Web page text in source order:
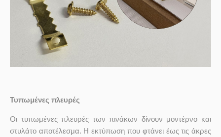
Τυπωμένες πλευρές
Οι τυπωμένες πλευρές των πινάκων δίνουν μοντέρνο και
στυλάτο αποτέλεσμα. Η εκτύπωση που φτάνει έως τις άκρες